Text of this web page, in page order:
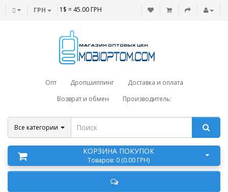
ГРН 1$ = 45.00 ГРН
Опт Дропшиппинг
Доставка и оплата
Возврат и обмен
Производитель:
Все категории
КОРЗИНА ПОКУПОК
Товаров: 0 (0.00 ГРН)